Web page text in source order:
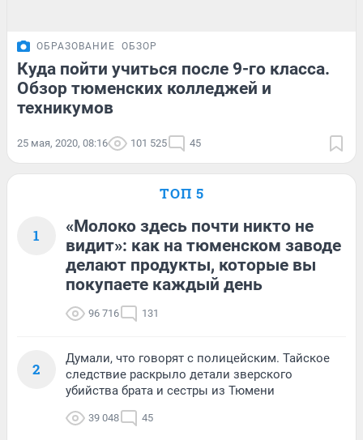
ОБРАЗОВАНИЕ ОБЗОР
Куда пойти учиться после 9-го класса.
Обзор тюменских колледжей и
техникумов
25 мая, 2020, 08:16 101 525 45
ТОП 5
1
«Молоко здесь почти никто не
видит»: как на тюменском заводе
делают продукты, которые вы
покупаете каждый день
96 716 131
2
Думали, что говорят с полицейским. Тайское
следствие раскрыло детали зверского
убийства брата и сестры из Тюмени
39 048 45